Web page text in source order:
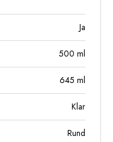
Ja
500 ml
645 ml
Klar
Rund